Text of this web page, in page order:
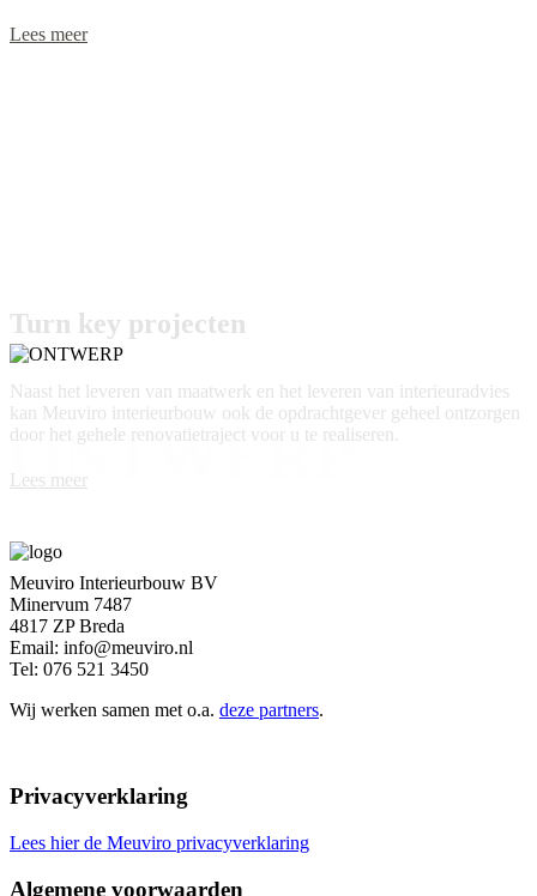
ONTWERP
Lees meer
Turn key projecten
Naast het leveren van maatwerk en het leveren van interieuradvies
kan Meuviro interieurbouw ook de opdrachtgever geheel ontzorgen
door het gehele renovatietraject voor u te realiseren.
Lees meer
Meuviro Interieurbouw BV
Minervum 7487
4817 ZP Breda
Email: info@meuviro.nl
Tel: 076 521 3450
Wij werken samen met o.a. deze partners.
Privacyverklaring
Lees hier de Meuviro privacyverklaring
Algemene voorwaarden